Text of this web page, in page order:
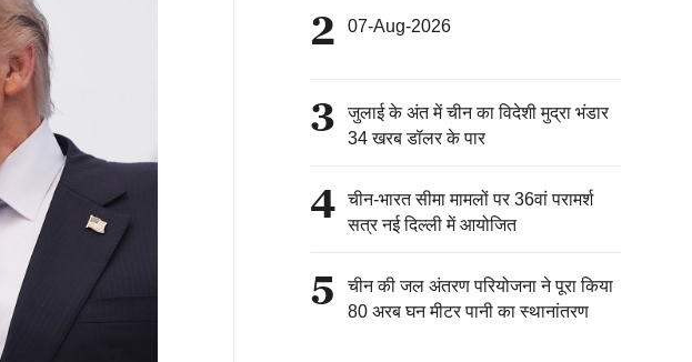
2 07-Aug-2026
3
जुलाई के अंत में चीन का विदेशी मुद्रा भंडार
34 खरब डॉलर के पार
4
चीन-भारत सीमा मामलों पर 36वां परामर्श
सत्र नई दिल्ली में आयोजित
5
चीन की जल अंतरण परियोजना ने पूरा किया
80 अरब घन मीटर पानी का स्थानांतरण